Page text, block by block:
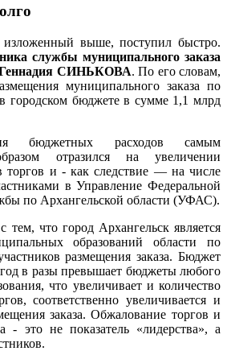
изложенный выше, поступил быстро.
службы муниципального заказа
Геннадия СИНЬКОВА. По его словам,
муниципального заказа по
городском бюджете в сумме 1,1 млрд
бюджетных расходов самым
отразился на увеличении
торгов и - как следствие — на числе
в Управление Федеральной
по Архангельской области (УФАС).
тем, что город Архангельск является
образований области по
размещения заказа. Бюджет
в разы превышает бюджеты любого
что увеличивает и количество
соответственно увеличивается и
заказа. Обжалование торгов и
- это не показатель «лидерства», а